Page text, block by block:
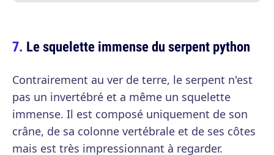
Le squelette immense du serpent python
Contrairement au ver de terre, le serpent n'est
pas un invertébré et a même un squelette
immense. Il est composé uniquement de son
crâne, de sa colonne vertébrale et de ses côtes
mais est très impressionnant à regarder.